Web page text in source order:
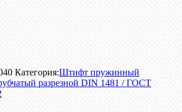
Категория:Штифт пружинный
разрезной DIN 1481 / ГОСТ